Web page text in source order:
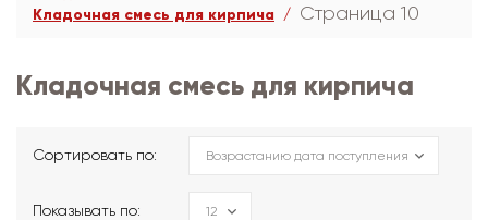
Кладочная смесь для кирпича
Страница 10
Кладочная смесь для кирпича
Сортировать по:
Показывать по: